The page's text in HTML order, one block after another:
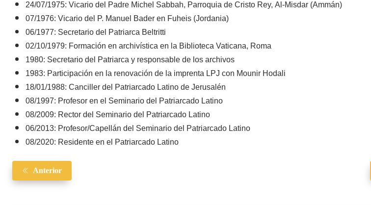
24/07/1975: Vicario del Padre Michel Sabbah, Parroquia de Cristo Rey, Al-Misdar (Ammán)
07/1976: Vicario del P. Manuel Bader en Fuheis (Jordania)
06/1977: Secretario del Patriarca Beltritti
02/10/1979: Formación en archivística en la Biblioteca Vaticana, Roma
1980: Secretario del Patriarca y responsable de los archivos
1983: Participación en la renovación de la imprenta LPJ con Mounir Hodali
18/01/1988: Canciller del Patriarcado Latino de Jerusalén
08/1997: Profesor en el Seminario del Patriarcado Latino
08/2009: Rector del Seminario del Patriarcado Latino
06/2013: Profesor/Capellán del Seminario del Patriarcado Latino
08/2020: Residente en el Patriarcado Latino
Anterior